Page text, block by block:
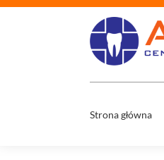
Strona główna